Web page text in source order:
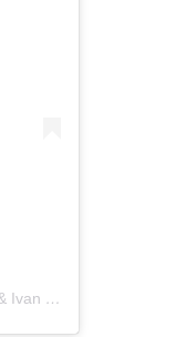
Објава коју дели Ana Timilić Patalov & Ivan Patalov – TRAVEL BLOGGERS (@putujuci_ranac)